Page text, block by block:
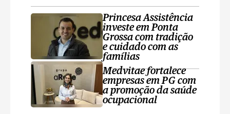
Princesa Assistência
investe em Ponta
Grossa com tradição
e cuidado com as
famílias
Medvitae fortalece
empresas em PG com
a promoção da saúde
ocupacional